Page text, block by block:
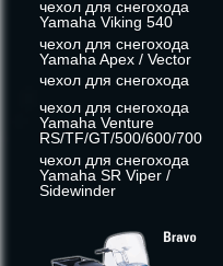
чехол для снегохода
Yamaha Viking 540
чехол для снегохода
Yamaha Apex / Vector
чехол для снегохода
чехол для снегохода
Yamaha Venture
RS/TF/GT/500/600/700
чехол для снегохода
Yamaha SR Viper /
Sidewinder